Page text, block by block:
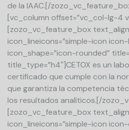
de la IAAC.[/
[vc_column offset=”vc_col-lg-4
[zozo_vc_feature_box
icon_lineicons=”simple-icon
icon_shape=”icon-rounded”
title_type=”h4″]CETOX es un
certificado que cumple con la
que garantiza la competencia
los resultados analíticos.[/
[zozo_vc_feature_box
icon_lineicons=”simple-icon